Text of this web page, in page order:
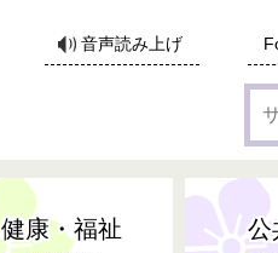
音声読み上げ
イ
ト
検
索
健康・福祉 公